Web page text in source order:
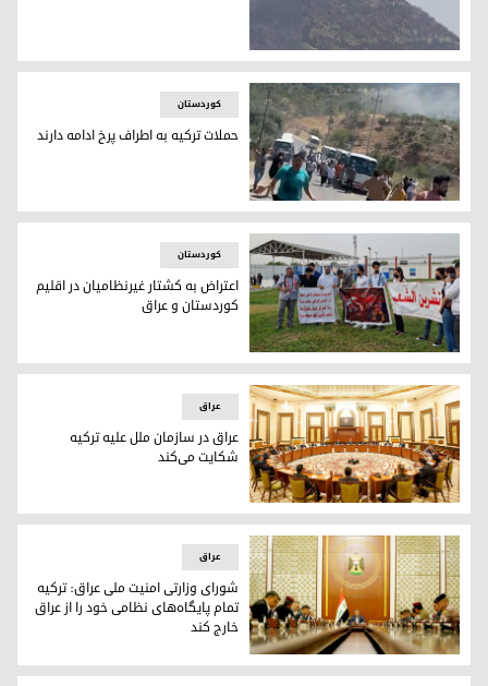
ارتفاعات ماوت پس از حمله پهپادی، ٢٢ اوت ٢٠٢٢ _ عکس به کوردستان٢٤ ارسال شده است
تداوم حملات ترکیه به روستای پرخ در استان دهوک اقلیم
کوردستان
حملات ترکیه به اطراف پرخ ادامه دارند
تجمع معترضان به حملات ترکیه در مقابل دفتر سازمان ملل
کوردستان
اعتراض به کشتار غیرنظامیان در اقلیم
کوردستان و عراق
نشست سران طراز اول عراق درباره تجاوزات ترکیه به حریم این
عراق
عراق در سازمان ملل علیه ترکیه
شکایت می‌کند
نشست شورای وزارتی امنیت ملی عراق
عراق
شورای وزارتی امنیت ملی عراق: ترکیه
تمام پایگاه‌های نظامی خود را از عراق
خارج کند